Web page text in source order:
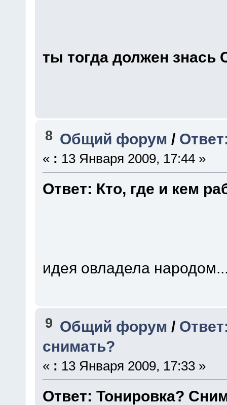
ты тогда должен знась
8 Общий форум /
« : 13 Января 2009, 17:44 »
Ответ: Кто, где и кем
идея овладела
9 Общий форум /
снимать?
« : 13 Января 2009, 17:33 »
Ответ: Тонировка?